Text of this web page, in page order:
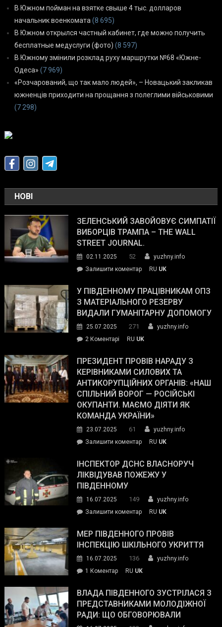
В Южном пойман на взятке свыше 4 тыс. долларов
начальник военкомата (8 695)
В Южном открылся частный кабинет, где можно получить
бесплатные медуслуги (фото) (8 597)
В Южному змінили розклад руху маршрутки №68 «Южне-
Одеса» (7 969)
«Розчарований, що так мало людей», – Новацький закликав
южненців приходити на прощання з полеглими військовими
(7 298)
НОВІ
ЗЕЛЕНСЬКИЙ ЗАВОЙОВУЄ СИМПАТІЇ
ВИБОРЦІВ ТРАМПА – THE WALL
STREET JOURNAL.
02.11.2025 52
yuzhny.info
Залишити коментарon
завойовує
симпатії
виборців
The
Street
Journal.
RU UK
У ПІВДЕННОМУ ПРАЦІВНИКАМ ОПЗ
З МАТЕРІАЛЬНОГО РЕЗЕРВУ
ВИДАЛИ ГУМАНІТАРНУ ДОПОМОГУ
25.07.2025 271
yuzhny.info
2 Коментарі
Південному
працівникам
ОПЗ
з
матеріального
резерву
гуманітарну
допомогу
RU UK
ПРЕЗИДЕНТ ПРОВІВ НАРАДУ З
КЕРІВНИКАМИ СИЛОВИХ ТА
АНТИКОРУПЦІЙНИХ ОРГАНІВ: «НАШ
СПІЛЬНИЙ ВОРОГ — РОСІЙСЬКІ
ОКУПАНТИ. МАЄМО ДІЯТИ ЯК
КОМАНДА УКРАЇНИ»
23.07.2025 61
yuzhny.info
Залишити коментарon
провів
нараду
силових
та
органів:
«Наш
спільний
окупанти.
Маємо
діяти
RU UK
ІНСПЕКТОР ДСНС ВЛАСНОРУЧ
ЛІКВІДУВАВ ПОЖЕЖУ У
ПІВДЕННОМУ
16.07.2025 149
yuzhny.info
Залишити коментарon
ДСНС
власноруч
пожежу
у
RU UK
МЕР ПІВДЕННОГО ПРОВІВ
ІНСПЕКЦІЮ ШКІЛЬНОГО УКРИТТЯ
16.07.2025 136
yuzhny.info
1 Коментардо
Південного
провів
інспекцію
RU UK
ВЛАДА ПІВДЕННОГО ЗУСТРІЛАСЯ З
ПРЕДСТАВНИКАМИ МОЛОДІЖНОЇ
РАДИ: ЩО ОБГОВОРЮВАЛИ